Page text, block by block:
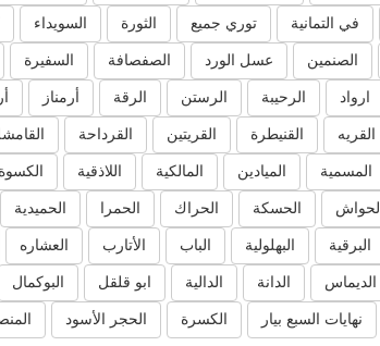
في التمانية توري جميع الثورة السويداء
الصنمين عسل الورد الصفصافة السفيرة
ارواد الرحيبة الرستن الرقة أرمناز
القريه القنيطرة القريتين القرداحة
المسمية الميادين المالكية اللاذقية الكسوة
الحواش الحسكة الحراك الحمرا الحميدية
البرقية البهلولية الباب الأتارب العشاره
الديماس الدانة الدالية ابو قلقل البوكمال
نهايات السبع بيار الكسرة الحجر الأسود